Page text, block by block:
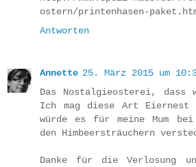
ostern/printenhasen-
Antworten
Annette 25. März 2015 um
Das Nostalgieosterei, dass
Ich mag diese Art Eiernest
würde es für meine Mum
den Himbeersträuchern
Danke für die Verlosung